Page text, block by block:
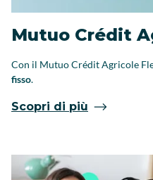
Mutuo Crédit
Con il Mutuo Crédit Agricole
fisso.
Scopri di più